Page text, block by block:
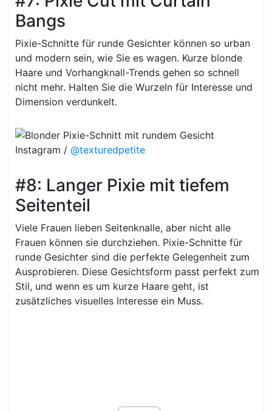
Bangs
Pixie-Schnitte für runde Gesichter können so urban
und modern sein, wie Sie es wagen. Kurze blonde
Haare und Vorhangknall-Trends gehen so schnell
nicht mehr. Halten Sie die Wurzeln für Interesse und
Dimension verdunkelt.
Instagram / @texturedpetite
#8: Langer Pixie mit tiefem
Seitenteil
Viele Frauen lieben Seitenknalle, aber nicht alle
Frauen können sie durchziehen. Pixie-Schnitte für
runde Gesichter sind die perfekte Gelegenheit zum
Ausprobieren. Diese Gesichtsform passt perfekt zum
Stil, und wenn es um kurze Haare geht, ist
zusätzliches visuelles Interesse ein Muss.